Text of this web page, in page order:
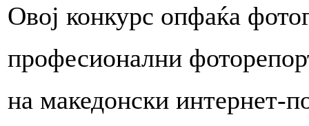
Овој конкурс опфаќа
професионални
на македонски интернет-